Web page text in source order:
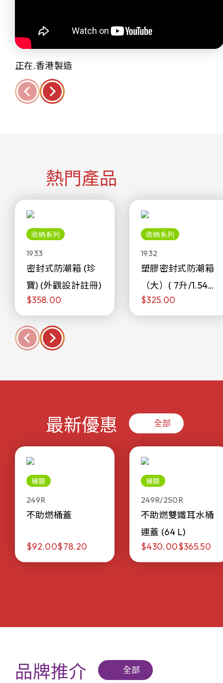
正在.香港製造
熱門產品
收納系列
1933
密封式防潮箱 (珍
寶) (外觀設計註冊)
$358.00
收納系列
1932
塑膠密封式防潮箱
（大）( 7升/1.54加
侖)
$325.00
最新優惠 全部
桶類
249R
不助燃桶蓋
$92.00$78.20
桶類
249R/250R
不助燃雙鐵耳水桶
連蓋 (64 L)
$430.00$365.50
品牌推介 全部